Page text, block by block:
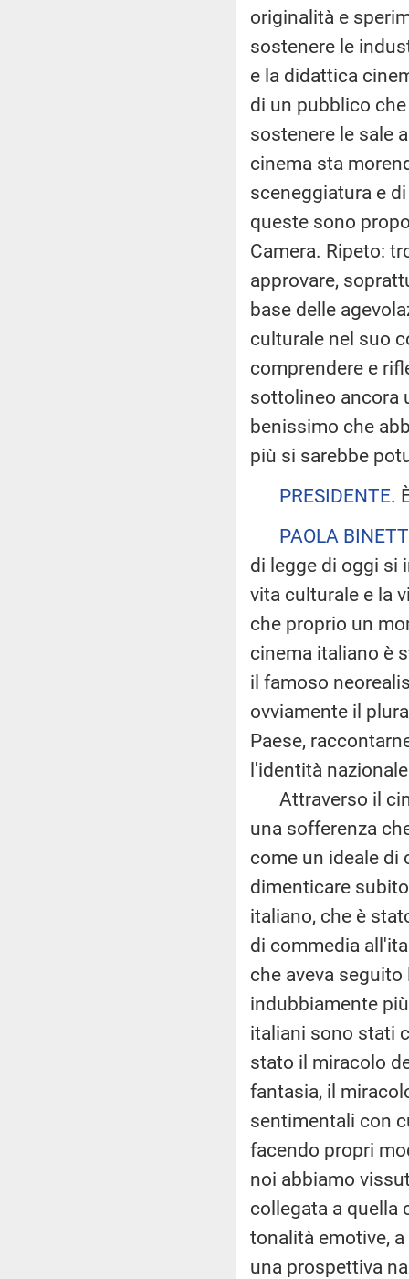
originalità e
sostenere le
e la didattica
di un pubblico
sostenere le sale
cinema sta
sceneggiatura e
queste sono
Camera. Ripeto:
approvare,
base delle
culturale nel suo
comprendere e
sottolineo ancora
benissimo che
più si sarebbe
PRESIDENTE.
PAOLA
di legge di oggi si
vita culturale e la
che proprio un
cinema italiano è
il famoso
ovviamente il
Paese,
l'identità
Attraverso il
una sofferenza
come un ideale di
dimenticare
italiano, che è
di commedia
che aveva
indubbiamente
italiani sono stati
stato il miracolo
fantasia, il
sentimentali con
facendo propri
noi abbiamo
collegata a quella
tonalità emotive,
una prospettiva